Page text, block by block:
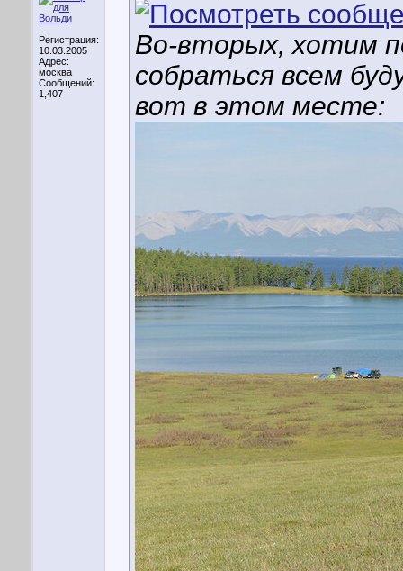
Регистрация:
10.03.2005
Адрес:
москва
Сообщений:
1,407
Во-вторых, хотим
собраться всем
вот в этом месте: